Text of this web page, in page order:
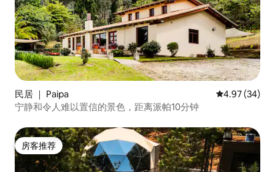
民居 ｜ Paipa 平均评分
4.97 (34)
宁静和令人难以置信的景色，距离派帕10分钟
房客推荐
房客推荐